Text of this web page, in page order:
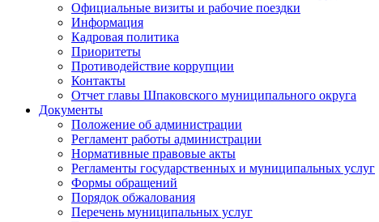
Официальные визиты и рабочие поездки
Информация
Кадровая политика
Приоритеты
Противодействие коррупции
Контакты
Отчет главы Шпаковского муниципального округа
Документы
Положение об администрации
Регламент работы администрации
Нормативные правовые акты
Регламенты государственных и муниципальных услуг
Формы обращений
Порядок обжалования
Перечень муниципальных услуг